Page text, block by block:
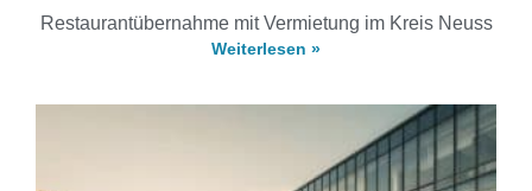
Restaurantübernahme mit Vermietung im Kreis Neuss
Weiterlesen »